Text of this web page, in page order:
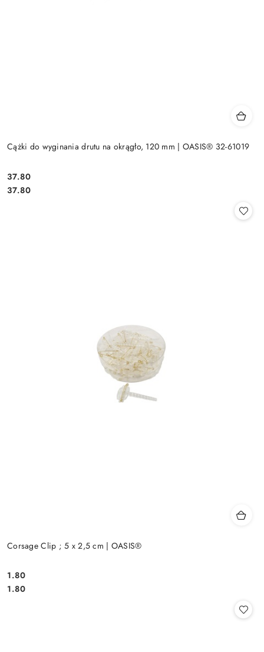
Cążki do wyginania drutu na okrągło, 120 mm | OASIS® 32-61019
Cena:
37.80
Cena:
37.80
Corsage Clip ; 5 x 2,5 cm | OASIS®
Cena:
1.80
Cena:
1.80